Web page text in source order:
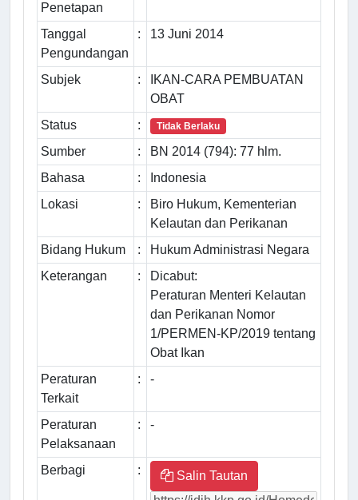
Penetapan
Tanggal
Pengundangan
: 13 Juni 2014
Subjek :
IKAN-CARA PEMBUATAN
OBAT
Status
: Tidak Berlaku
Sumber :
BN 2014 (794): 77 hlm.
Bahasa
:
Indonesia
Lokasi
:
Biro Hukum, Kementerian
Kelautan dan Perikanan
Bidang Hukum
:
Hukum Administrasi Negara
Keterangan
:
Dicabut:
Peraturan Menteri Kelautan
dan Perikanan Nomor
1/PERMEN-KP/2019 tentang
Obat Ikan
Peraturan
Terkait
: -
Peraturan
Pelaksanaan
: -
Berbagi : Salin Tautan